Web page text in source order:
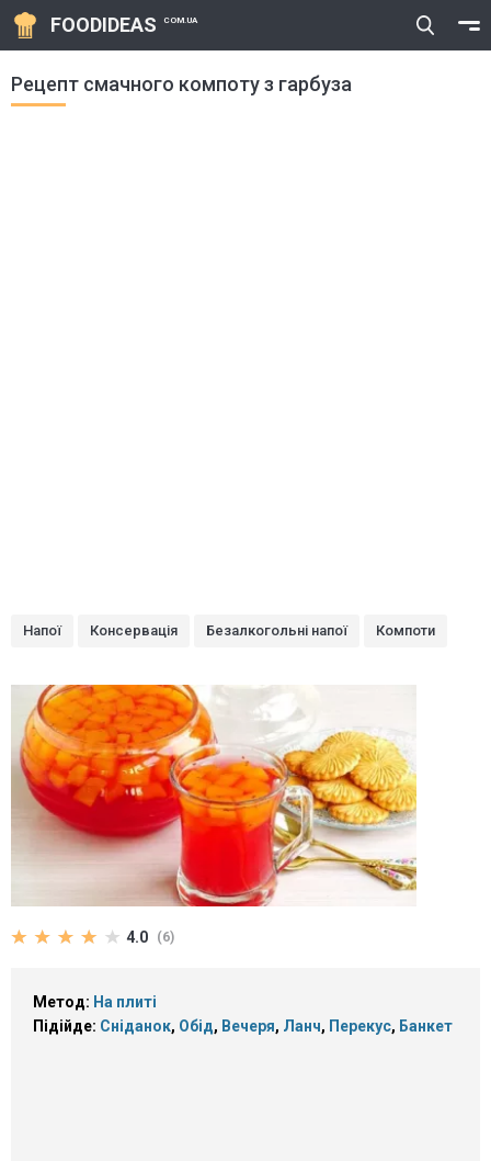
FOODIDEAS COM.UA
Рецепт смачного компоту з гарбуза
Напої Консервація Безалкогольні напої Компоти
4.0 (6)
Метод: На плиті
Підійде: Сніданок, Обід, Вечеря, Ланч, Перекус, Банкет